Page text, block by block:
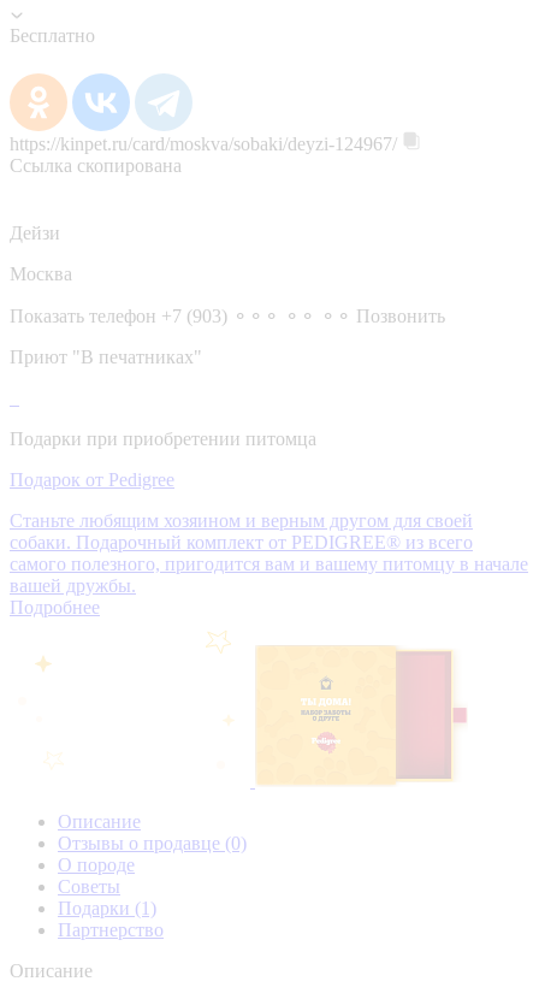
Бесплатно
https://kinpet.ru/card/moskva/sobaki/deyzi-124967/
Ссылка скопирована
Дейзи
Москва
Показать телефон +7 (903) ⚬⚬⚬ ⚬⚬ ⚬⚬ Позвонить
Приют "В печатниках"
Подарки при приобретении питомца
Подарок от Pedigree
Станьте любящим хозяином и верным другом для своей
собаки. Подарочный комплект от PEDIGREE® из всего
самого полезного, пригодится вам и вашему питомцу в начале
вашей дружбы.
Подробнее
Описание
Отзывы о продавце (0)
О породе
Советы
Подарки (1)
Партнерство
Описание